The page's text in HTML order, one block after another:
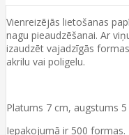
Vienreizējās lietošanas
nagu pieaudzēšanai. Ar
izaudzēt vajadzīgās
akrilu vai poligelu.
Platums 7 cm, augstums 5
Iepakojumā ir 500 formas.